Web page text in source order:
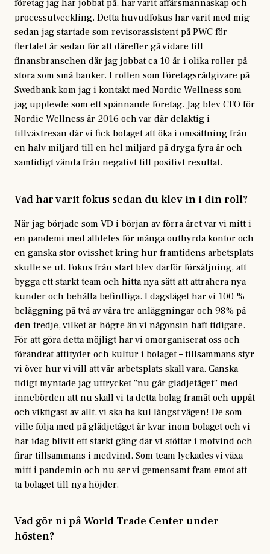
företag jag har jobbat på, har varit affärsmannaskap och
processutveckling. Detta huvudfokus har varit med mig
sedan jag startade som revisorassistent på PWC för
flertalet år sedan för att därefter gå vidare till
finansbranschen där jag jobbat ca 10 år i olika roller på
stora som små banker. I rollen som Företagsrådgivare på
Swedbank kom jag i kontakt med Nordic Wellness som
jag upplevde som ett spännande företag. Jag blev CFO för
Nordic Wellness år 2016 och var där delaktig i
tillväxtresan där vi fick bolaget att öka i omsättning från
en halv miljard till en hel miljard på dryga fyra år och
samtidigt vända från negativt till positivt resultat.
Vad har varit fokus sedan du klev in i din roll?
När jag började som VD i början av förra året var vi mitt i
en pandemi med alldeles för många outhyrda kontor och
en ganska stor ovisshet kring hur framtidens arbetsplats
skulle se ut. Fokus från start blev därför försäljning, att
bygga ett starkt team och hitta nya sätt att attrahera nya
kunder och behålla befintliga. I dagsläget har vi 100 %
beläggning på två av våra tre anläggningar och 98% på
den tredje, vilket är högre än vi någonsin haft tidigare.
För att göra detta möjligt har vi omorganiserat oss och
förändrat attityder och kultur i bolaget – tillsammans styr
vi över hur vi vill att vår arbetsplats skall vara. Ganska
tidigt myntade jag uttrycket ”nu går glädjetåget” med
innebörden att nu skall vi ta detta bolag framåt och uppåt
och viktigast av allt, vi ska ha kul längst vägen! De som
ville följa med på glädjetåget är kvar inom bolaget och vi
har idag blivit ett starkt gäng där vi stöttar i motvind och
firar tillsammans i medvind. Som team lyckades vi växa
mitt i pandemin och nu ser vi gemensamt fram emot att
ta bolaget till nya höjder.
Vad gör ni på World Trade Center under
hösten?